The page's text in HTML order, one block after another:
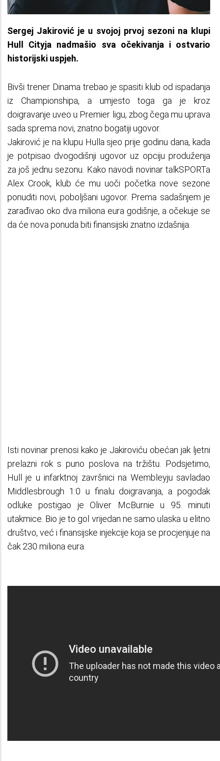
Sergej Jakirović je u svojoj prvoj sezoni na klupi
Hull Cityja nadmašio sva očekivanja i ostvario
historijski uspjeh.
Bivši trener Dinama trebao je spasiti klub od ispadanja
iz Championshipa, a umjesto toga ga je kroz
doigravanje uveo u Premier ligu, zbog čega mu uprava
sada sprema novi, znatno bogatiji ugovor.
Jakirović je na klupu Hulla sjeo prije godinu dana, kada
je potpisao dvogodišnji ugovor uz opciju produženja
za još jednu sezonu. Kako navodi novinar talkSPORTa
Alex Crook, klub će mu uoči početka nove sezone
ponuditi novi, poboljšani ugovor. Prema sadašnjem je
zarađivao oko dva miliona eura godišnje, a očekuje se
da će nova ponuda biti finansijski znatno izdašnija.
Isti novinar prenosi kako je Jakiroviću obećan jak ljetni
prelazni rok s puno poslova na tržištu. Podsjetimo,
Hull je u infarktnoj završnici na Wembleyju savladao
Middlesbrough 1:0 u finalu doigravanja, a pogodak
odluke postigao je Oliver McBurnie u 95. minuti
utakmice. Bio je to gol vrijedan ne samo ulaska u elitno
društvo, već i finansijske injekcije koja se procjenjuje na
čak 230 miliona eura.